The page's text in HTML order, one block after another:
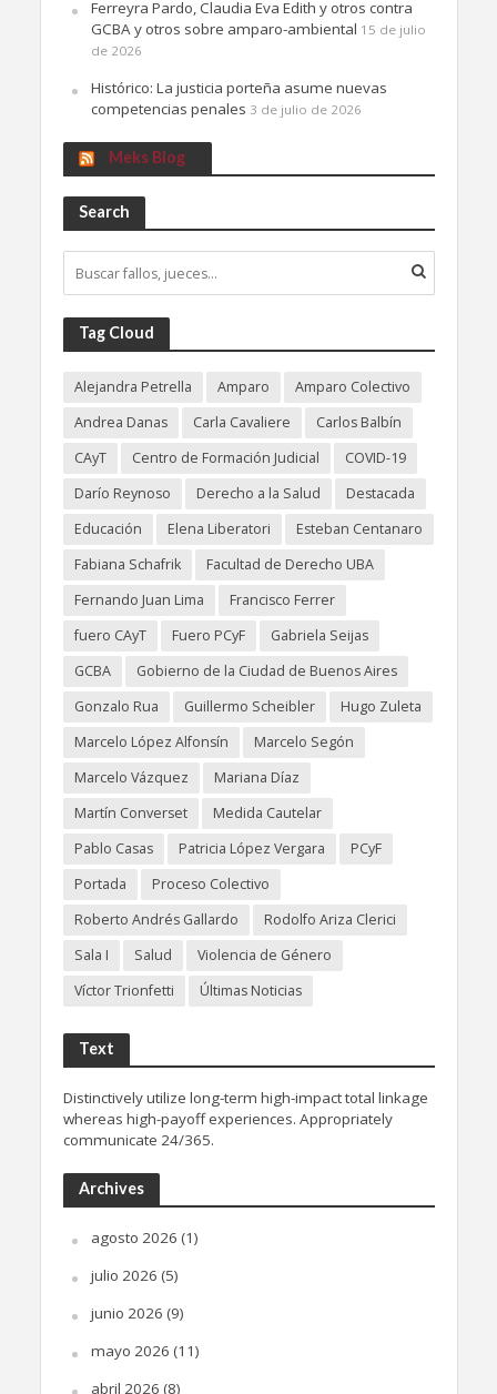
Ferreyra Pardo, Claudia Eva Edith y otros contra
GCBA y otros sobre amparo-ambiental 15 de julio
de 2026
Histórico: La justicia porteña asume nuevas
competencias penales 3 de julio de 2026
Meks Blog
Search
Tag Cloud
Alejandra Petrella Amparo
Amparo Colectivo
Andrea Danas
Carla Cavaliere
Carlos Balbín
CAyT
Centro de Formación Judicial
COVID-19
Darío Reynoso
Derecho a la Salud
Destacada
Educación
Elena Liberatori
Esteban Centanaro
Fabiana Schafrik
Facultad de Derecho UBA
Fernando Juan Lima
Francisco Ferrer
fuero CAyT
Fuero PCyF
Gabriela Seijas
GCBA
Gobierno de la Ciudad de Buenos Aires
Gonzalo Rua
Guillermo Scheibler
Hugo Zuleta
Marcelo López Alfonsín
Marcelo Segón
Marcelo Vázquez
Mariana Díaz
Martín Converset
Medida Cautelar
Pablo Casas
Patricia López Vergara
PCyF
Portada
Proceso Colectivo
Roberto Andrés Gallardo
Rodolfo Ariza Clerici
Sala I
Salud
Violencia de Género
Víctor Trionfetti
Últimas Noticias
Text
Distinctively utilize long-term high-impact total linkage
whereas high-payoff experiences. Appropriately
communicate 24/365.
Archives
agosto 2026 (1)
julio 2026 (5)
junio 2026 (9)
mayo 2026 (11)
abril 2026 (8)